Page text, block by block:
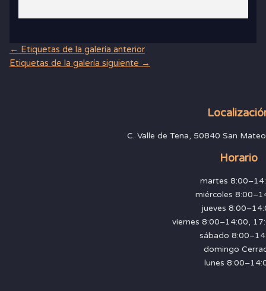
← Etiquetas de la galería anterior
Etiquetas de la galería siguiente →
C. Valle de Tena, 50840 San
Horario
martes
miércoles
jueves
viernes 8:00–14:00,
sábado
domingo
lunes